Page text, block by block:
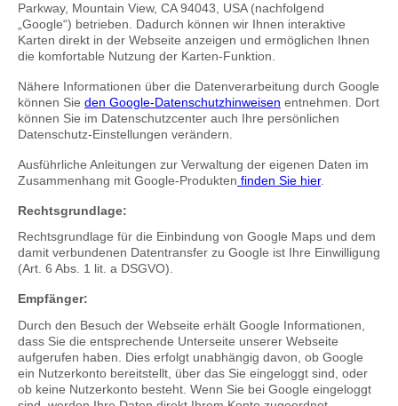
Parkway, Mountain View, CA 94043, USA (nachfolgend
„Google“) betrieben. Dadurch können wir Ihnen interaktive
Karten direkt in der Webseite anzeigen und ermöglichen Ihnen
die komfortable Nutzung der Karten-Funktion.
Nähere Informationen über die Datenverarbeitung durch Google
können Sie den Google-Datenschutzhinweisen entnehmen. Dort
können Sie im Datenschutzcenter auch Ihre persönlichen
Datenschutz-Einstellungen verändern.
Ausführliche Anleitungen zur Verwaltung der eigenen Daten im
Zusammenhang mit Google-Produkten finden Sie hier.
Rechtsgrundlage:
Rechtsgrundlage für die Einbindung von Google Maps und dem
damit verbundenen Datentransfer zu Google ist Ihre Einwilligung
(Art. 6 Abs. 1 lit. a DSGVO).
Empfänger:
Durch den Besuch der Webseite erhält Google Informationen,
dass Sie die entsprechende Unterseite unserer Webseite
aufgerufen haben. Dies erfolgt unabhängig davon, ob Google
ein Nutzerkonto bereitstellt, über das Sie eingeloggt sind, oder
ob keine Nutzerkonto besteht. Wenn Sie bei Google eingeloggt